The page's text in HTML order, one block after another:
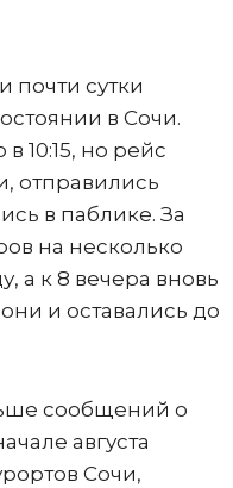
почти сутки
в Сочи.
10:15, но рейс
отправились
в паблике. За
на несколько
а к 8 вечера вновь
и оставались до
сообщений о
августа
Сочи,